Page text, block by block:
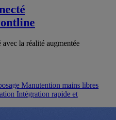
la réalité augmentée
Manutention mains libres
Intégration rapide et